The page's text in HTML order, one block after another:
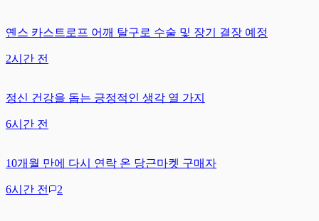
옌스 카스트로프 어깨 탈구로 수술 및 장기 결장 예정
2시간 전
정신 건강을 돕는 긍정적인 생각 열 가지
6시간 전
10개월 만에 다시 연락 온 당근마켓 구매자
6시간 전 2